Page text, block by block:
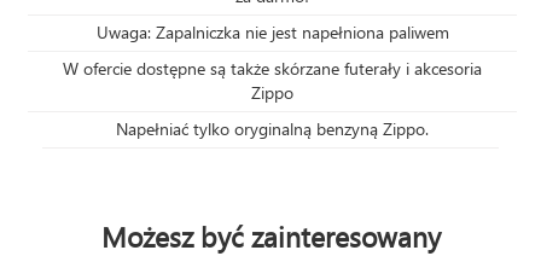
Uwaga: Zapalniczka nie jest napełniona paliwem
W ofercie dostępne są także skórzane futerały i akcesoria
Zippo
Napełniać tylko oryginalną benzyną Zippo.
Możesz być zainteresowany